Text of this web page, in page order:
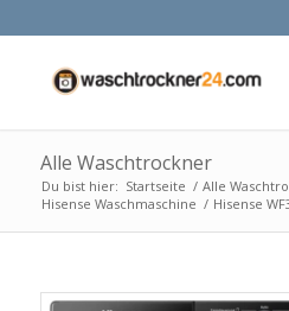
Alle Waschtrockner
Du bist hier: Startseite / Alle
Hisense Waschmaschine / Hisense